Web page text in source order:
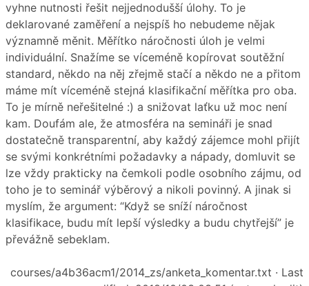
vyhne nutnosti řešit nejjednodušší úlohy. To je
deklarované zaměření a nejspíš ho nebudeme nějak
významně měnit. Měřítko náročnosti úloh je velmi
individuální. Snažíme se víceméně kopírovat soutěžní
standard, někdo na něj zřejmě stačí a někdo ne a přitom
máme mít víceméně stejná klasifikační měřítka pro oba.
To je mírně neřešitelné :) a snižovat laťku už moc není
kam. Doufám ale, že atmosféra na semináři je snad
dostatečně transparentní, aby každý zájemce mohl přijít
se svými konkrétními požadavky a nápady, domluvit se
lze vždy prakticky na čemkoli podle osobního zájmu, od
toho je to seminář výběrový a nikoli povinný. A jinak si
myslím, že argument: “Když se sníží náročnost
klasifikace, budu mít lepší výsledky a budu chytřejší” je
převážně sebeklam.
courses/a4b36acm1/2014_zs/anketa_komentar.txt · Last